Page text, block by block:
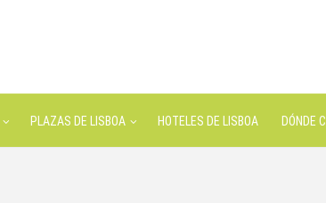
PLAZAS DE LISBOA HOTELES DE LISBOA DÓNDE